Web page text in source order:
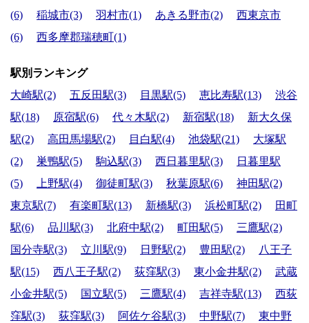
(6)
稲城市(3) 羽村市(1) あきる野市(2)
西東京市
(6)
西多摩郡瑞穂町(1)
駅別ランキング
大崎駅(2)
五反田駅(3) 目黒駅(5) 恵比寿駅(13)
渋谷
駅(18)
原宿駅(6) 代々木駅(2) 新宿駅(18)
新大久保
駅(2)
高田馬場駅(2) 目白駅(4) 池袋駅(21)
大塚駅
(2)
巣鴨駅(5) 駒込駅(3) 西日暮里駅(3)
日暮里駅
(5)
上野駅(4) 御徒町駅(3) 秋葉原駅(6)
神田駅(2)
東京駅(7)
有楽町駅(13) 新橋駅(3) 浜松町駅(2)
田町
駅(6)
品川駅(3) 北府中駅(2) 町田駅(5)
三鷹駅(2)
国分寺駅(3)
立川駅(9) 日野駅(2) 豊田駅(2)
八王子
駅(15)
西八王子駅(2) 荻窪駅(3) 東小金井駅(2)
武蔵
小金井駅(5)
国立駅(5) 三鷹駅(4) 吉祥寺駅(13)
西荻
窪駅(3)
荻窪駅(3) 阿佐ケ谷駅(3) 中野駅(7)
東中野